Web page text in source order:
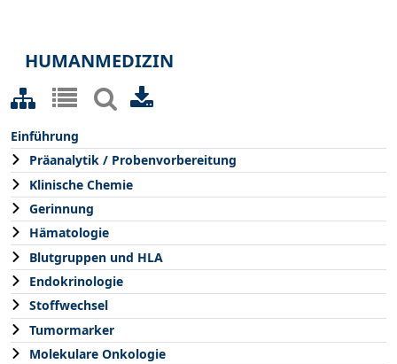
HUMANMEDIZIN
Einführung
Präanalytik / Probenvorbereitung
Klinische Chemie
Gerinnung
Hämatologie
Blutgruppen und HLA
Endokrinologie
Stoffwechsel
Tumormarker
Molekulare Onkologie